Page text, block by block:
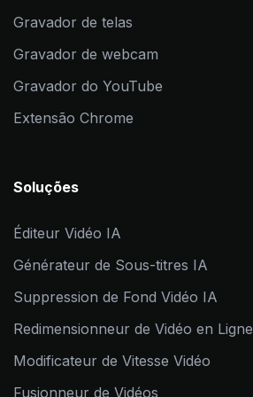
Gravador de telas
Gravador de webcam
Gravador do YouTube
Extensão Chrome
Soluções
Éditeur Vidéo IA
Générateur de Sous-titres IA
Suppression de Fond Vidéo IA
Redimensionneur de Vidéo en Ligne
Modificateur de Vitesse Vidéo
Fusionneur de Vidéos